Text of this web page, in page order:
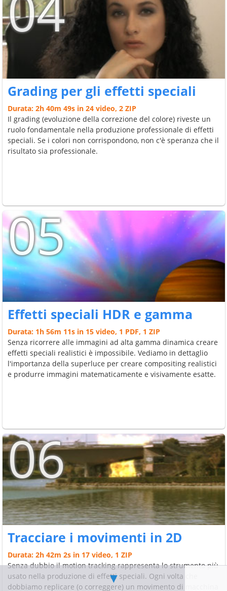
Grading per gli effetti speciali
Durata: 2h 40m 49s in 24 video, 2 ZIP
Il grading (evoluzione della correzione del colore) riveste un
ruolo fondamentale nella produzione professionale di effetti
speciali. Se i colori non corrispondono, non c'è speranza che il
risultato sia professionale.
05
Effetti speciali HDR e gamma
Durata: 1h 56m 11s in 15 video, 1 PDF, 1 ZIP
Senza ricorrere alle immagini ad alta gamma dinamica creare
effetti speciali realistici è impossibile. Vediamo in dettaglio
l'importanza della superluce per creare compositing realistici
e produrre immagini matematicamente e visivamente esatte.
06
Tracciare i movimenti in 2D
Durata: 2h 42m 2s in 17 video, 1 ZIP
Senza dubbio il motion tracking rappresenta lo strumento più
usato nella produzione di effetti speciali. Ogni volta che
dobbiamo replicare (o correggere) un movimento di macchina
▼